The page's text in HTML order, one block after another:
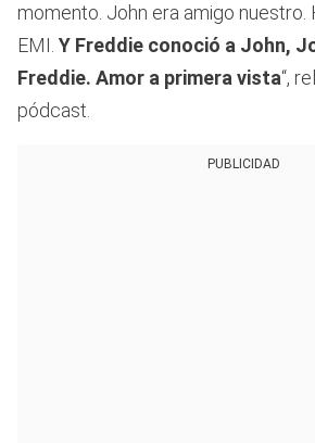
momento. John era amigo nuestro.
EMI. Y Freddie conoció a John,
Freddie. Amor a primera vista“,
pódcast.
PUBLICIDAD